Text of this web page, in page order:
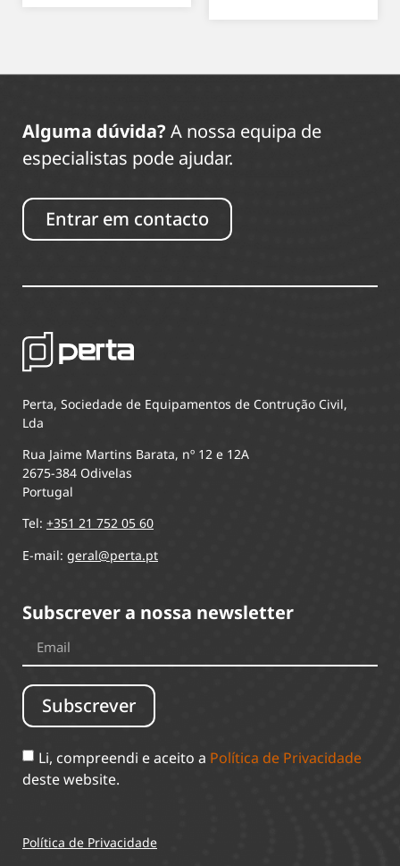
Alguma dúvida? A nossa equipa de
especialistas pode ajudar.
Entrar em contacto
Perta, Sociedade de Equipamentos de Contrução Civil,
Lda
Rua Jaime Martins Barata, nº 12 e 12A
2675-384 Odivelas
Portugal
Tel: +351 21 752 05 60
E-mail: geral@perta.pt
Subscrever a nossa newsletter
Li, compreendi e aceito a Política de Privacidade
deste website.
Subscrever
Política de Privacidade